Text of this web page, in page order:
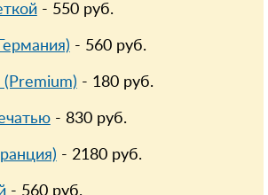
- 550руб.
- 560руб.
- 180руб.
- 830руб.
- 2180руб.
- 560руб.